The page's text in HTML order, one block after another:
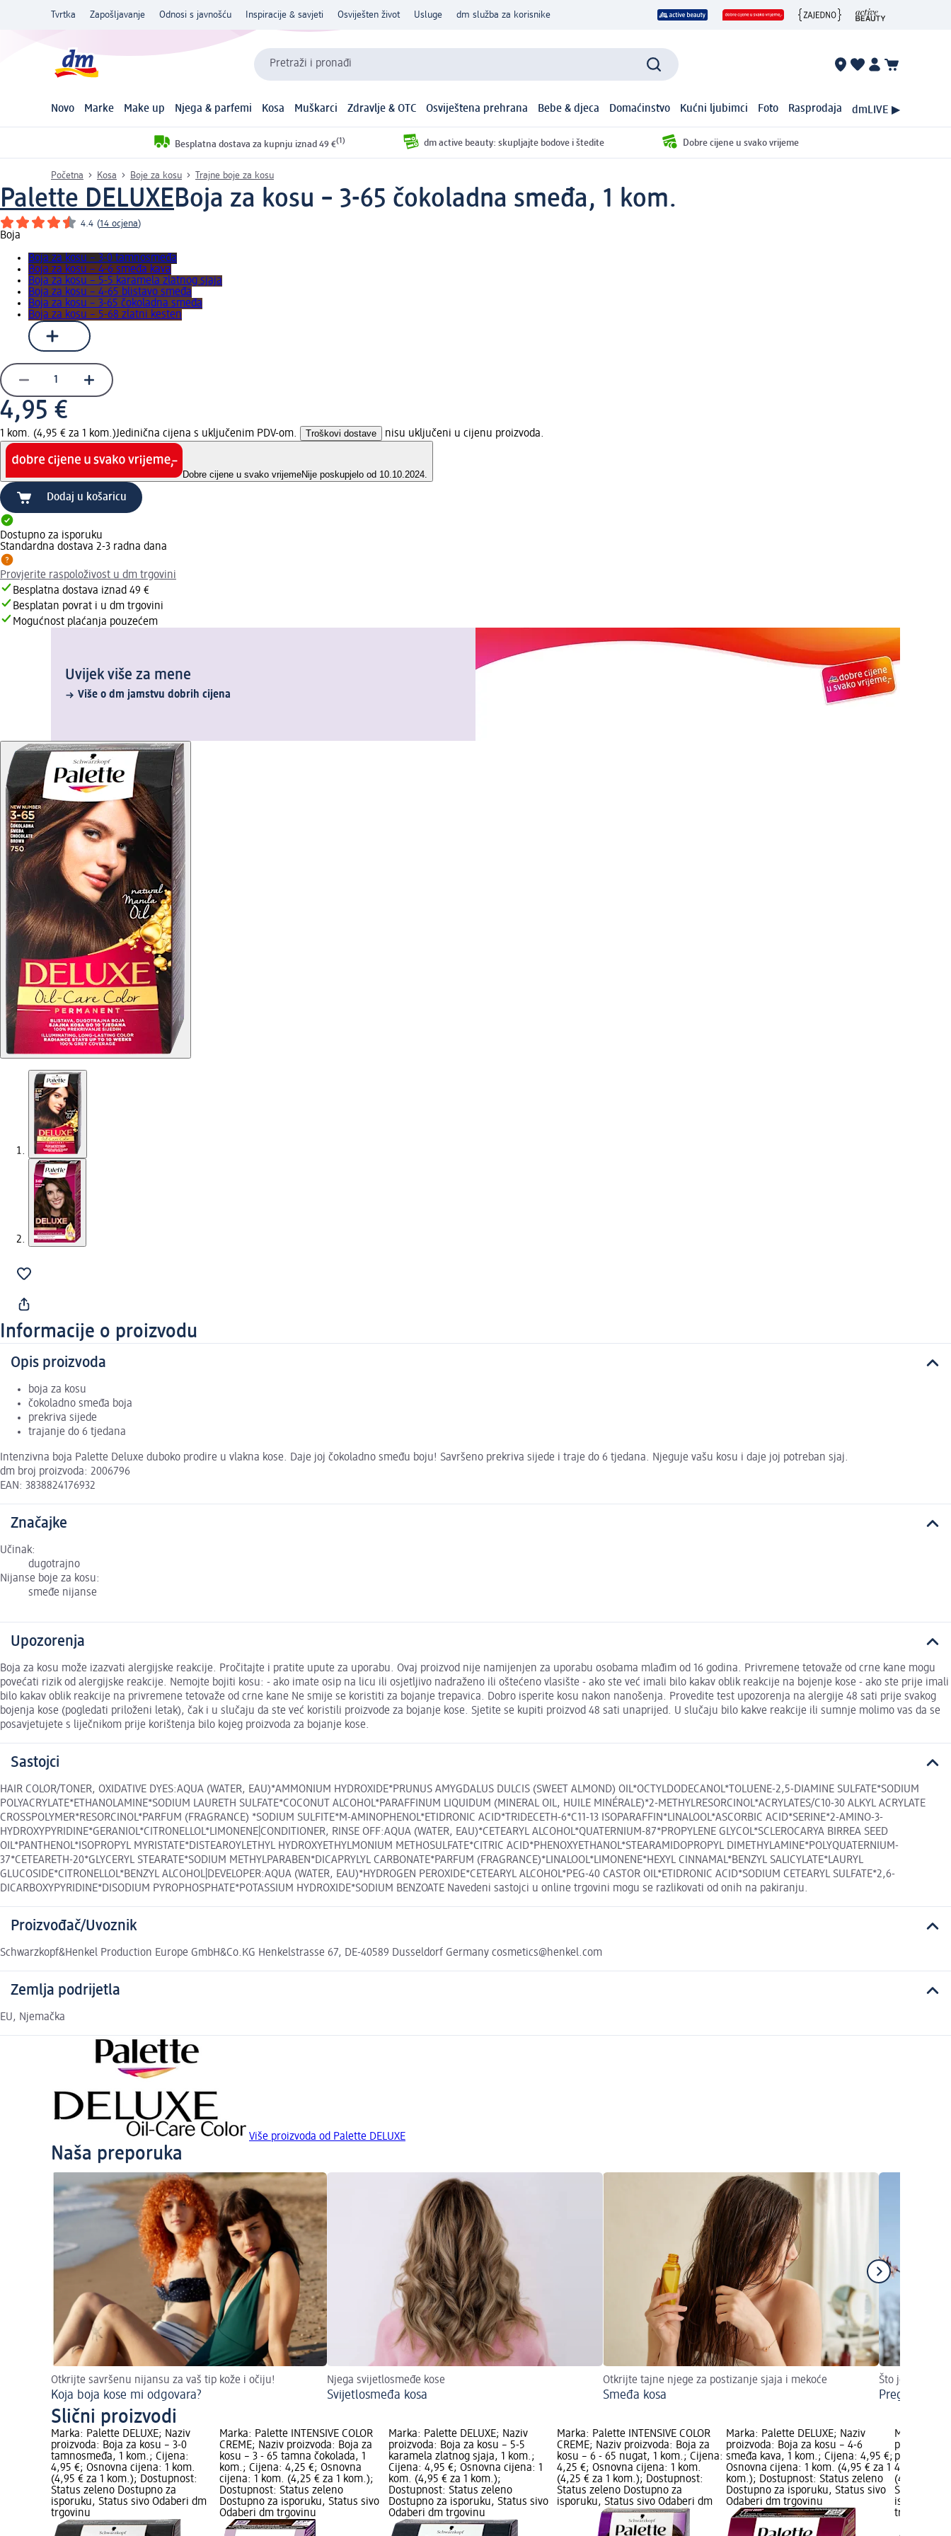
Tvrtka Zapošljavanje Odnosi s javnošću Inspiracije & savjeti Osviješten život Usluge dm služba za korisnike
Pretraži i pronađi
Novo Marke Make up Njega & parfemi Kosa Muškarci Zdravlje & OTC Osviještena prehrana Bebe & djeca Domaćinstvo Kućni ljubimci Foto Rasprodaja dmLIVE ▶
Besplatna dostava za kupnju iznad 49 €(1) dm active beauty: skupljajte bodove i štedite Dobre cijene u svako vrijeme
Početna Kosa Boje za kosu Trajne boje za kosu
Palette DELUXEBoja za kosu – 3-65 čokoladna smeđa, 1 kom.
4.4 (14 ocjena)
Boja
Boja za kosu – 3-0 tamnosmeđa
Boja za kosu – 4-6 smeđa kava
Boja za kosu – 5-5 karamela zlatnog sjaja
Boja za kosu – 4-65 blistavo smeđa
Boja za kosu – 3-65 čokoladna smeđa
Boja za kosu – 5-68 zlatni kesten
4,95 €
1 kom. (4,95 € za 1 kom.)Jedinična cijena s uključenim PDV-om. Troškovi dostave nisu uključeni u cijenu proizvoda.
Dobre cijene u svako vrijemeNije poskupjelo od 10.10.2024.
Dodaj u košaricu
Dostupno za isporuku
Standardna dostava 2-3 radna dana
Provjerite raspoloživost u dm trgovini
Besplatna dostava iznad 49 €
Besplatan povrat i u dm trgovini
Mogućnost plaćanja pouzećem
Uvijek više za mene
Više o dm jamstvu dobrih cijena
Informacije o proizvodu
Opis proizvoda
boja za kosu
čokoladno smeđa boja
prekriva sijede
trajanje do 6 tjedana
Intenzivna boja Palette Deluxe duboko prodire u vlakna kose. Daje joj čokoladno smeđu boju! Savršeno prekriva sijede i traje do 6 tjedana. Njeguje vašu kosu i daje joj potreban sjaj.
dm broj proizvoda: 2006796
EAN: 3838824176932
Značajke
Učinak:
dugotrajno
Nijanse boje za kosu:
smeđe nijanse
Upozorenja
Boja za kosu može izazvati alergijske reakcije. Pročitajte i pratite upute za uporabu. Ovaj proizvod nije namijenjen za uporabu osobama mlađim od 16 godina. Privremene tetovaže od crne kane mogu
povećati rizik od alergijske reakcije. Nemojte bojiti kosu: - ako imate osip na licu ili osjetljivo nadraženo ili oštećeno vlasište - ako ste već imali bilo kakav oblik reakcije na bojenje kose - ako ste prije imali
bilo kakav oblik reakcije na privremene tetovaže od crne kane Ne smije se koristiti za bojanje trepavica. Dobro isperite kosu nakon nanošenja. Provedite test upozorenja na alergije 48 sati prije svakog
bojenja kose (pogledati priloženi letak), čak i u slučaju da ste već koristili proizvode za bojanje kose. Sjetite se kupiti proizvod 48 sati unaprijed. U slučaju bilo kakve reakcije ili sumnje molimo vas da se
posavjetujete s liječnikom prije korištenja bilo kojeg proizvoda za bojanje kose.
Sastojci
HAIR COLOR/TONER, OXIDATIVE DYES:AQUA (WATER, EAU)*AMMONIUM HYDROXIDE*PRUNUS AMYGDALUS DULCIS (SWEET ALMOND) OIL*OCTYLDODECANOL*TOLUENE-2,5-DIAMINE SULFATE*SODIUM
POLYACRYLATE*ETHANOLAMINE*SODIUM LAURETH SULFATE*COCONUT ALCOHOL*PARAFFINUM LIQUIDUM (MINERAL OIL, HUILE MINÉRALE)*2-METHYLRESORCINOL*ACRYLATES/C10-30 ALKYL ACRYLATE
CROSSPOLYMER*RESORCINOL*PARFUM (FRAGRANCE) *SODIUM SULFITE*M-AMINOPHENOL*ETIDRONIC ACID*TRIDECETH-6*C11-13 ISOPARAFFIN*LINALOOL*ASCORBIC ACID*SERINE*2-AMINO-3-
HYDROXYPYRIDINE*GERANIOL*CITRONELLOL*LIMONENE|CONDITIONER, RINSE OFF:AQUA (WATER, EAU)*CETEARYL ALCOHOL*QUATERNIUM-87*PROPYLENE GLYCOL*SCLEROCARYA BIRREA SEED
OIL*PANTHENOL*ISOPROPYL MYRISTATE*DISTEAROYLETHYL HYDROXYETHYLMONIUM METHOSULFATE*CITRIC ACID*PHENOXYETHANOL*STEARAMIDOPROPYL DIMETHYLAMINE*POLYQUATERNIUM-
37*CETEARETH-20*GLYCERYL STEARATE*SODIUM METHYLPARABEN*DICAPRYLYL CARBONATE*PARFUM (FRAGRANCE)*LINALOOL*LIMONENE*HEXYL CINNAMAL*BENZYL SALICYLATE*LAURYL
GLUCOSIDE*CITRONELLOL*BENZYL ALCOHOL|DEVELOPER:AQUA (WATER, EAU)*HYDROGEN PEROXIDE*CETEARYL ALCOHOL*PEG-40 CASTOR OIL*ETIDRONIC ACID*SODIUM CETEARYL SULFATE*2,6-
DICARBOXYPYRIDINE*DISODIUM PYROPHOSPHATE*POTASSIUM HYDROXIDE*SODIUM BENZOATE Navedeni sastojci u online trgovini mogu se razlikovati od onih na pakiranju.
Proizvođač/Uvoznik
Schwarzkopf&Henkel Production Europe GmbH&Co.KG Henkelstrasse 67, DE-40589 Dusseldorf Germany cosmetics@henkel.com
Zemlja podrijetla
EU, Njemačka
Više proizvoda od Palette DELUXE
Naša preporuka
Otkrijte savršenu nijansu za vaš tip kože i očiju!
Koja boja kose mi odgovara?
Njega svijetlosmeđe kose
Svijetlosmeđa kosa
Otkrijte tajne njege za postizanje sjaja i mekoće
Smeđa kosa
Što je ove
Pregled
Slični proizvodi
Marka: Palette DELUXE; Naziv
proizvoda: Boja za kosu – 3-0
tamnosmeđa, 1 kom.; Cijena:
4,95 €; Osnovna cijena: 1 kom.
(4,95 € za 1 kom.); Dostupnost:
Status zeleno Dostupno za
isporuku, Status sivo Odaberi dm
trgovinu
Marka: Palette INTENSIVE COLOR
CREME; Naziv proizvoda: Boja za
kosu – 3 - 65 tamna čokolada, 1
kom.; Cijena: 4,25 €; Osnovna
cijena: 1 kom. (4,25 € za 1 kom.);
Dostupnost: Status zeleno
Dostupno za isporuku, Status sivo
Odaberi dm trgovinu
Marka: Palette DELUXE; Naziv
proizvoda: Boja za kosu – 5-5
karamela zlatnog sjaja, 1 kom.;
Cijena: 4,95 €; Osnovna cijena: 1
kom. (4,95 € za 1 kom.);
Dostupnost: Status zeleno
Dostupno za isporuku, Status sivo
Odaberi dm trgovinu
Marka: Palette INTENSIVE COLOR
CREME; Naziv proizvoda: Boja za
kosu – 6 - 65 nugat, 1 kom.; Cijena:
4,25 €; Osnovna cijena: 1 kom.
(4,25 € za 1 kom.); Dostupnost:
Status zeleno Dostupno za
isporuku, Status sivo Odaberi dm
Marka: Palette DELUXE; Naziv
proizvoda: Boja za kosu – 4-6
smeđa kava, 1 kom.; Cijena: 4,95 €;
Osnovna cijena: 1 kom. (4,95 € za 1
kom.); Dostupnost: Status zeleno
Dostupno za isporuku, Status sivo
Odaberi dm trgovinu
Marka:
proizvoda:
plameno
4,95 €;
(4,95 € za
Status
isporuku,
trgovinu